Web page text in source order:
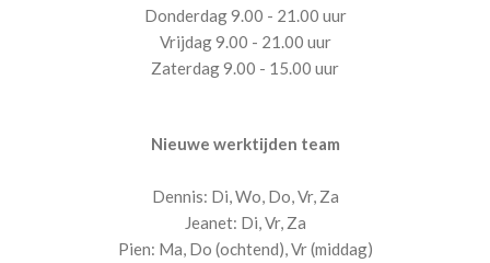
Donderdag 9.00 - 21.00 uur
Vrijdag 9.00 - 21.00 uur
Zaterdag 9.00 - 15.00 uur
Nieuwe werktijden team
Dennis: Di, Wo, Do, Vr, Za
Jeanet: Di, Vr, Za
Pien: Ma, Do (ochtend), Vr (middag)